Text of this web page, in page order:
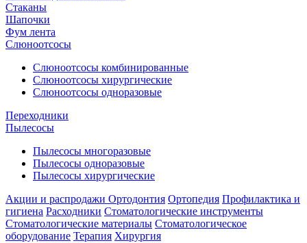
Стаканы
Шапочки
Фум лента
Слюноотсосы
Слюноотсосы комбинированные
Слюноотсосы хирургические
Слюноотсосы одноразовые
Переходники
Пылесосы
Пылесосы многоразовые
Пылесосы одноразовые
Пылесосы хирургические
Акции и распродажи Ортодонтия Ортопедия Профилактика и
гигиена Расходники Стоматологические инструменты
Стоматологические материалы Стоматологическое
оборудование Терапия Хирургия